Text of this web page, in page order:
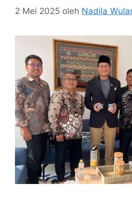
2 Mei 2025 oleh Nadila